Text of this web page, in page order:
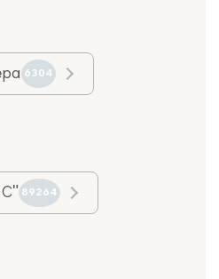
6304
89264